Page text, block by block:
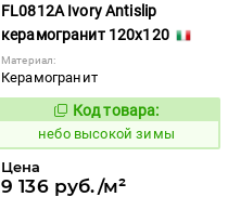
FL0812A Ivory Antislip
керамогранит 120x120
Материал:
Керамогранит
1111407
Код товара:
небо высокой зимы
Цена
9 136 руб./м²